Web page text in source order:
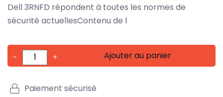
Dell 3RNFD répondent à toutes les normes de
sécurité actuellesContenu de l
- + Ajouter au panier
Paiement sécurisé